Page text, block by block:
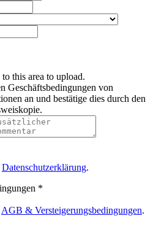
this area to upload.
Geschäftsbedingungen von
an und bestätige dies durch den
Datenschutzerklärung.
*
AGB & Versteigerungsbedingungen.